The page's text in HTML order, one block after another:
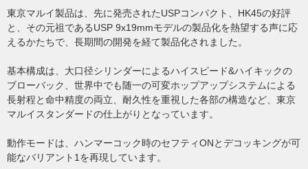
東京マルイ製品は、先に発売されたUSPコンパクト、HK45の好評
と、その元祖であるUSP 9x19mmモデルの製品化を熱望する声に応
えるかたちで、長期間の開発を経て製品化されました。
基本構成は、大口径シリンダーによるハイスピード&ハイキックの
ブローバック、世界中でも随一の可変ホップアップシステムによる
長射程と命中精度の両立、耐久性を重視した各部の構造など、東京
マルイスタンダードの仕上がりとなっています。
動作モードは、ハンマーコック時のセフティONとデコッキングが可
能なバリアント1を再現しています。